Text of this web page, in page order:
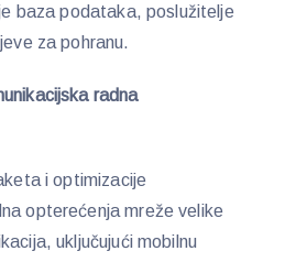
baza podataka, poslužitelje
za pohranu.
radna
i optimizacije
opterećenja mreže velike
uključujući mobilnu